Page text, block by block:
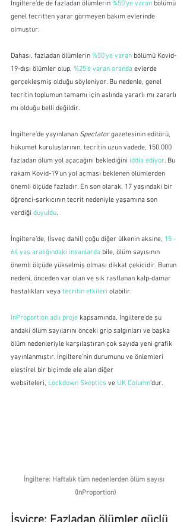
İngiltere’de de fazladan ölümlerin %50'ye varan bölümü
genel tecritten yarar görmeyen bakım evlerinde
olmuştur.
Dahası, fazladan ölümlerin %50'ye varan bölümü Kovid-
19-dışı ölümler olup, %25'e varan oranda evlerde
gerçekleşmiş olduğu söyleniyor. Bu nedenle, genel
tecritin toplumun tamamı için aslında yararlı mı zararlı
mı olduğu belli değildir.
İngiltere’de yayınlanan Spectator gazetesinin editörü,
hükumet kuruluşlarının, tecritin uzun vadede, 150.000
fazladan ölüm yol açacağını beklediğini iddia ediyor. Bu
rakam Kovid-19’un yol açması beklenen ölümlerden
önemli ölçüde fazladır. En son olarak, 17 yaşındaki bir
öğrenci-şarkıcının tecrit nedeniyle yaşamına son
verdiği duyuldu.
İngiltere’de, (İsveç dahil) çoğu diğer ülkenin aksine, 15 -
64 yaş aralığındaki insanlarda bile, ölüm sayısının
önemli ölçüde yükselmiş olması dikkat çekicidir. Bunun
nedeni, önceden var olan ve sık rastlanan kalp-damar
hastalıkları veya tecritin etkileri olabilir.
InProportion adlı proje kapsamında, İngiltere’de şu
andaki ölüm sayılarını önceki grip salgınları ve başka
ölüm nedenleriyle karşılaştıran çok sayıda yeni grafik
yayınlanmıştır. İngiltere’nin durumunu ve önlemleri
eleştirel bir biçimde ele alan diğer
websiteleri, Lockdown Skeptics ve UK Column’dur.
İngiltere: Haftalık tüm nedenlerden ölüm sayısı
(InProportion)